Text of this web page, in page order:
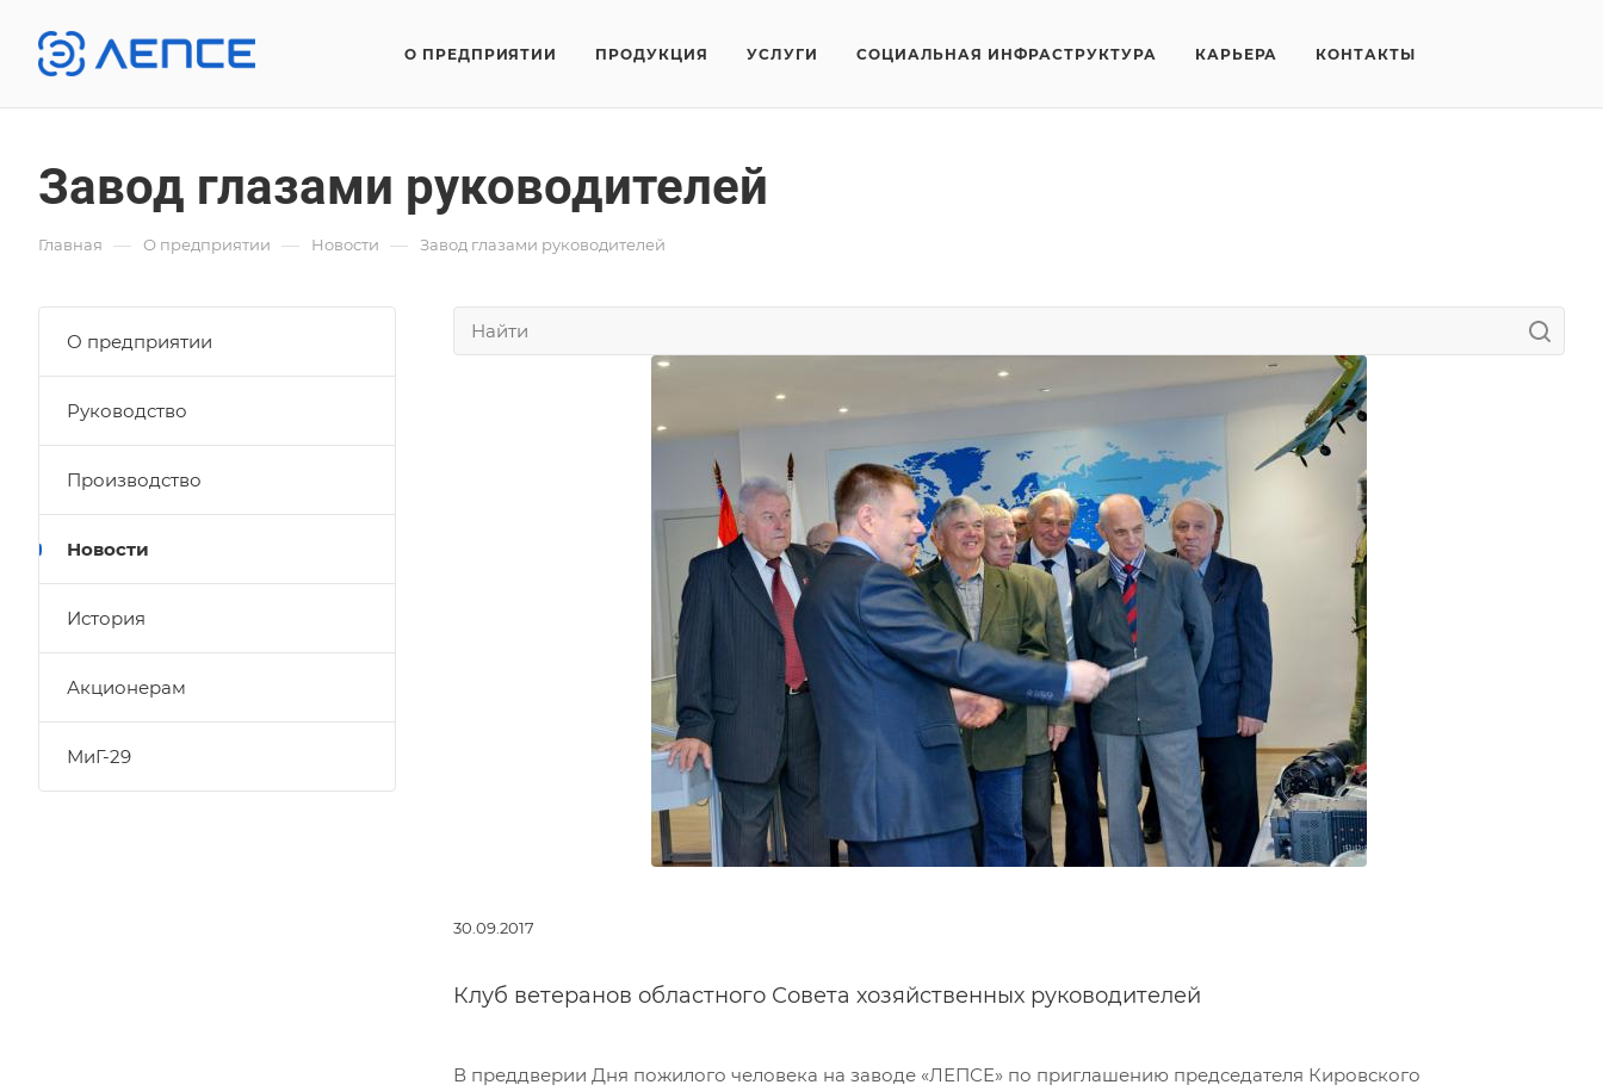
О ПРЕДПРИЯТИИ ПРОДУКЦИЯ УСЛУГИ СОЦИАЛЬНАЯ ИНФРАСТРУКТУРА КАРЬЕРА КОНТАКТЫ
Завод глазами руководителей
Главная — О предприятии — Новости — Завод глазами руководителей
30.09.2017
Клуб ветеранов областного Совета хозяйственных руководителей
В преддверии Дня пожилого человека на заводе «ЛЕПСЕ» по приглашению председателя Кировского
О предприятии
Руководство
Производство
Новости
История
Акционерам
МиГ-29